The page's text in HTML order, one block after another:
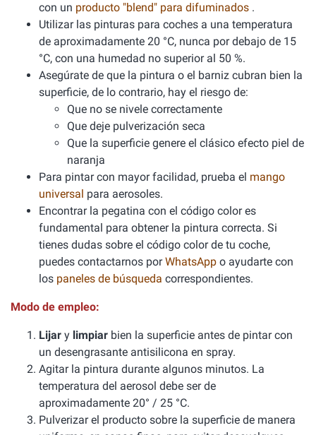
con un producto "blend" para difuminados .
Utilizar las pinturas para coches a una temperatura
de aproximadamente 20 °C, nunca por debajo de 15
°C, con una humedad no superior al 50 %.
Asegúrate de que la pintura o el barniz cubran bien la
superficie, de lo contrario, hay el riesgo de:
Que no se nivele correctamente
Que deje pulverización seca
Que la superficie genere el clásico efecto piel de
naranja
Para pintar con mayor facilidad, prueba el mango
universal para aerosoles.
Encontrar la pegatina con el código color es
fundamental para obtener la pintura correcta. Si
tienes dudas sobre el código color de tu coche,
puedes contactarnos porWhatsApp o ayudarte con
los paneles de búsqueda correspondientes.
Modo de empleo:
Lijar y limpiar bien la superficie antes de pintar con
un desengrasante antisilicona en spray.
Agitar la pintura durante algunos minutos. La
temperatura del aerosol debe ser de
aproximadamente 20° / 25 °C.
Pulverizar el producto sobre la superficie de manera